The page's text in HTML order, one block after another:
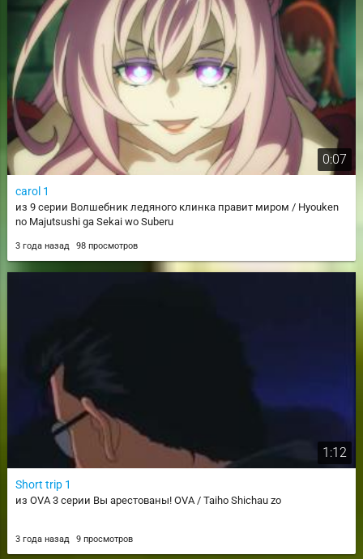
0:07
carol 1
из 9 серии Волшебник ледяного клинка правит миром / Hyouken
no Majutsushi ga Sekai wo Suberu
3 года назад 98 просмотров
1:12
Short trip 1
из OVA 3 серии Вы арестованы! OVA / Taiho Shichau zo
3 года назад 9 просмотров